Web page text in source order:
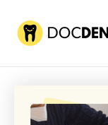
contenido